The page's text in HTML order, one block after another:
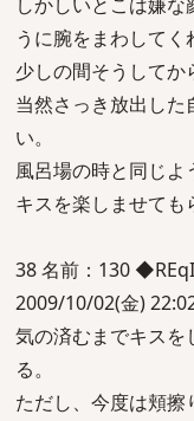
うに腕をまわしてく
少しの間そうしてか
当然さっき放出し
い。
風呂場の時と同じ
キスを楽しませても
38 名前：130
2009/10/02(金)
気の済むまでキスを
る。
ただし、今度は頬擦